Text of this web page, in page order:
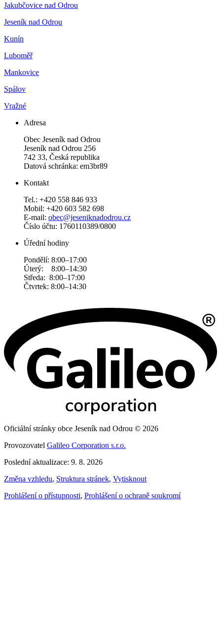
Jakubčovice nad Odrou
Jeseník nad Odrou
Kunín
Luboměř
Mankovice
Spálov
Vražné
Adresa
Obec Jeseník nad Odrou
Jeseník nad Odrou 256
742 33, Česká republika
Datová schránka: em3br89
Kontakt
Tel.: +420 558 846 933
Mobil: +420 603 582 698
E-mail: obec@jeseniknadodrou.cz
Číslo účtu: 1760110389/0800
Úřední hodiny
Pondělí: 8:00–17:00
Úterý: 8:00–14:30
Středa: 8:00–17:00
Čtvrtek: 8:00–14:30
Oficiální stránky obce Jeseník nad Odrou © 2026
Provozovatel Galileo Corporation s.r.o.
Poslední aktualizace: 9. 8. 2026
Změna vzhledu, Struktura stránek, Vytisknout
Prohlášení o přístupnosti, Prohlášení o ochraně soukromí